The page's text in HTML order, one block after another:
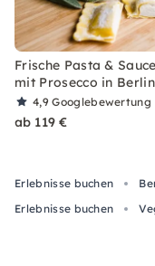
Frische Pasta &
mit Prosecco in Berlin
4,9Googlebewertung
ab 119 €
Erlebnisse buchen
Erlebnisse buchen